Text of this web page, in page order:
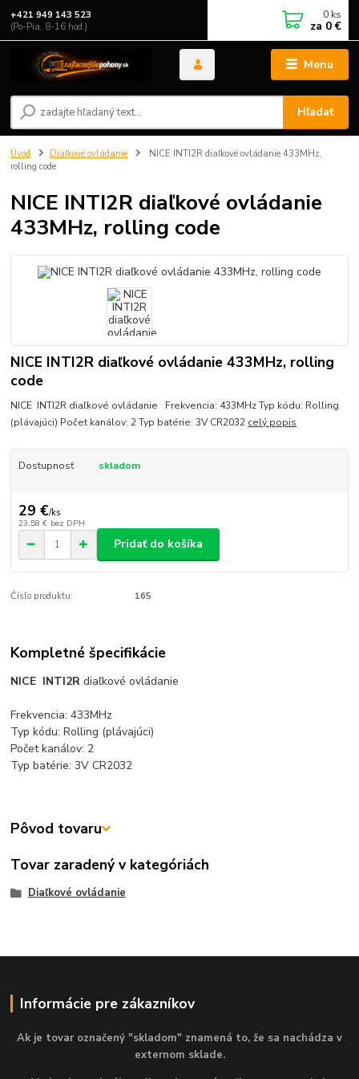
Menu
Hľadať
+421 949 143 523
(Po-Pia, 8-16 hod.)
0 ks
za 0 €
Úvod Diaľkové ovládanie
NICE INTI2R diaľkové ovládanie 433MHz,
rolling code
NICE INTI2R diaľkové ovládanie
433MHz, rolling code
NICE INTI2R diaľkové ovládanie 433MHz, rolling
code
NICE INTI2R diaľkové ovládanie Frekvencia: 433MHz Typ kódu: Rolling
(plávajúci) Počet kanálov: 2 Typ batérie: 3V CR2032 celý popis
Dostupnosť skladom
29 €/ks
23,58 € bez DPH
Pridať do košíka
Číslo produktu: 165
Kompletné špecifikácie
NICE INTI2R diaľkové ovládanie
Frekvencia: 433MHz
Typ kódu: Rolling (plávajúci)
Počet kanálov: 2
Typ batérie: 3V CR2032
Pôvod tovaru
Tovar zaradený v kategóriách
Diaľkové ovládanie
Informácie pre zákazníkov
Ak je tovar označený "skladom" znamená to, že sa nachádza v
externom sklade.